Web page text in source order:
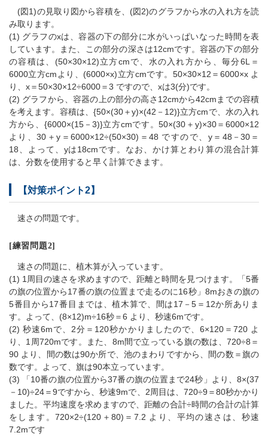
(図1)の見取り図から容積を、(図2)のグラフから水の入れ方を読
み取ります。
(1) グラフのxは、容器の下の部分に水がいっぱいなった時間を表
しています。また、この部分の深さは12cmです。容器の下の部分
の容積は、(50×30×12)立方cmで、水の入れ方から、毎分6L＝
6000立方cmより、(6000×x)立方cmです。50×30×12＝6000×x よ
り、x＝50×30×12÷6000＝3 ですので、xは3(分)です。
(2) グラフから、容器の上の部分の高さ12cmから42cmまでの容積
を考えます。容積は、{50×(30＋y)×(42－12)}立方cmで、水の入れ
方から、{6000×(15－3)}立方cmです。50×(30＋y)×30＝6000×12
より、30＋y＝6000×12÷(50×30)＝48 ですので、y＝48－30＝
18、よって、yは18cmです。なお、かけ算とわり算の混合計算
は、分数を使用すると早く計算できます。
【対策ポイント2】
速さの問題です。
[練習問題2]
速さの問題に、植木算が入っています。
(1) 1周目の速さを求めますので、距離と時間を見つけます。「5番
の旗の位置から17番の旗の位置まで走るのに16秒」8mおきの旗の
5番目から17番目までは、植木算で、間は17－5＝12か所ありま
す。よって、(8×12)m÷16秒＝6 より、秒速6mです。
(2) 秒速6mで、2分＝120秒かかりましたので、6×120＝720 よ
り、1周720mです。また、8m間で立っている旗の数は、720÷8＝
90 より、間の数は90か所で、池のまわりですから、間の数＝旗の
数です。よって、旗は90本立っています。
(3) 「10番の旗の位置から37番の旗の位置まで24秒」より、8×(37
－10)÷24＝9ですから、秒速9mで、2周目は、720÷9＝80秒かかり
ました。平均速度を求めますので、距離の合計÷時間の合計の計算
をします。720×2÷(120＋80)＝7.2 より、平均の速さは、秒速
7.2mです